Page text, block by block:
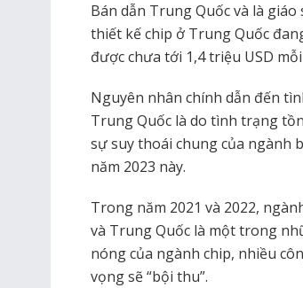
Bán dẫn Trung Quốc và là
thiết kế chip ở Trung Quốc
được chưa tới 1,4 triệu USD
Nguyên nhân chính dẫn đến
Trung Quốc là do tình trạng
sự suy thoái chung của ngành
năm 2023 này.
Trong năm 2021 và 2022,
và Trung Quốc là một trong
nóng của ngành chip, nhiều
vọng sẽ “bội thu”.